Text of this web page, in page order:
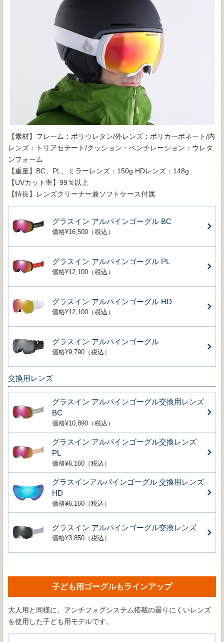
【素材】フレーム：ポリウレタン/外レンズ：ポリカーボネート/内
レンズ：トリアセテート/クッション・ベンチレーション：ウレタ
ンフォーム
【重量】BC、PL、ミラーレンズ：150g HDレンズ：148g
【UVカット率】99％以上
【特長】レンズクリーナー兼ソフトケース付属
グラスイン アルパインゴーグル BC
価格¥16,500（税込）
グラスイン アルパインゴーグル PL
価格¥12,100（税込）
グラスイン アルパインゴーグル HD
価格¥12,100（税込）
グラスイン アルパインゴーグル
価格¥9,790（税込）
交換用レンズ
グラスイン アルパインゴーグル交換用レンズ
BC
価格¥10,890（税込）
グラスイン アルパインゴーグル交換レンズ
PL
価格¥6,160（税込）
グラスインアルパインゴーグル 交換用レンズ
HD
価格¥6,160（税込）
グラスイン アルパインゴーグル交換レンズ
価格¥3,850（税込）
子ども用ゴーグルもラインアップ
大人用と同様に、アンチフォグシステム搭載の曇りにくいレンズ
を使用した子ども用モデルです。